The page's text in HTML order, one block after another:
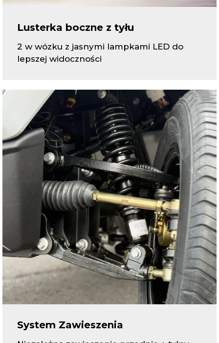
Lusterka boczne z tyłu
2 w wózku z jasnymi lampkami LED do
lepszej widoczności
System Zawieszenia